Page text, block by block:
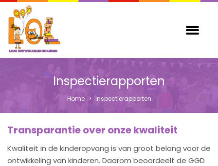
Inspectierapporten
Home > Inspectierapporten
Transparantie over onze kwaliteit
Kwaliteit in de kinderopvang is van groot belang voor de
ontwikkeling van kinderen. Daarom beoordeelt de GGD